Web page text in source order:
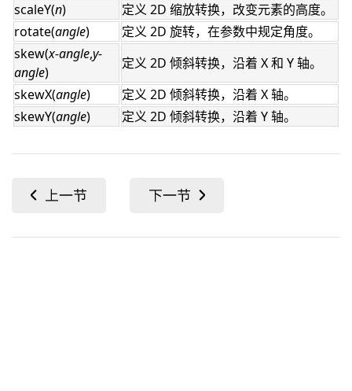
scaleY(n)
定义 2D 缩放转换，改变元素的高度。
rotate(angle)
定义 2D 旋转，在参数中规定角度。
skew(x-angle,y-
angle)
定义 2D 倾斜转换，沿着 X 和 Y 轴。
skewX(angle)
定义 2D 倾斜转换，沿着 X 轴。
skewY(angle) 定义 2D 倾斜转换，沿着 Y 轴。